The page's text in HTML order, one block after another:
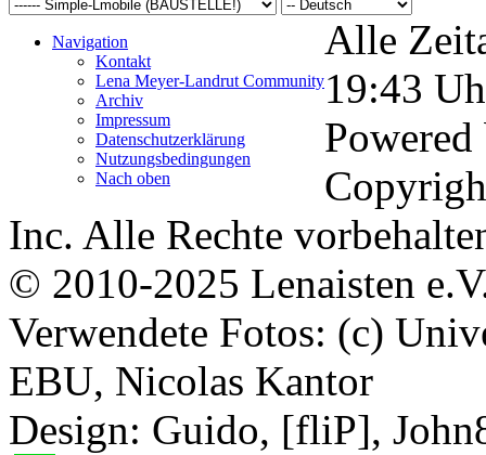
Navigation
Kontakt
Lena Meyer-Landrut Community
Archiv
Impressum
Datenschutzerklärung
Nutzungsbedingungen
Nach oben
Alle
19:43
Inc. Alle Rechte
© 2010-2025 Lenaisten
Verwendete Fotos: (c)
EBU, Nicolas Kantor
Design: Guido, [fliP],